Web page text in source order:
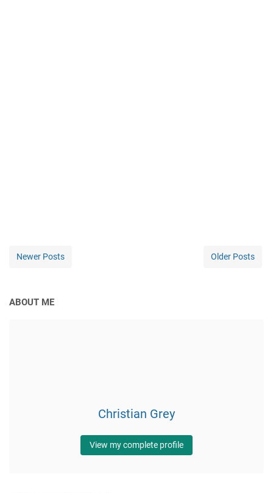
Newer Posts Older Posts
ABOUT ME
Christian Grey
View my complete profile